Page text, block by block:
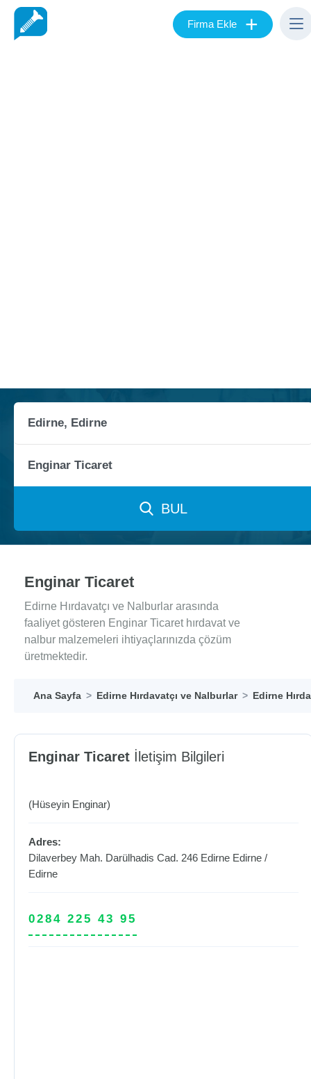
Firma Ekle +
BUL
Enginar Ticaret
Edirne Hırdavatçı ve Nalburlar arasında
faaliyet gösteren Enginar Ticaret hırdavat ve
nalbur malzemeleri ihtiyaçlarınızda çözüm
üretmektedir.
Ana Sayfa Edirne Hırdavatçı ve Nalburlar Edirne
Enginar Ticaret İletişim Bilgileri
(Hüseyin Enginar)
Adres:
Dilaverbey Mah. Darülhadis Cad. 246 Edirne Edirne /
Edirne
0284 225 43 95